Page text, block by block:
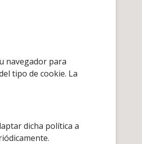
navegador para
tipo de cookie. La
dicha política a